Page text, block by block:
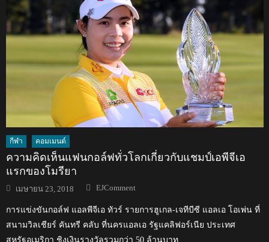
กีฬา คอมเมนต์
ความคิดเห็นแฟนกอล์ฟทั่วโลกเกี่ยวกับแชมป์เอพีจีเอ
แรกของโมรียา
Posted
on
เมษายน 23, 2018 Author
EJComment
การแข่งขันกอล์ฟ แอลพีจีเอ ทัวร์ รายการฮูเกล-เจทีบีซี แอลเอ โอเพ่น ที่
สนามวิลเชียร์ คันทรี คลับ ที่นครแอลเอ รัฐแคลิฟอร์เนีย ประเทศ
สหรัฐอเมริกา ชิงเงินรางวัลรวมกว่า 50 ล้านบาท